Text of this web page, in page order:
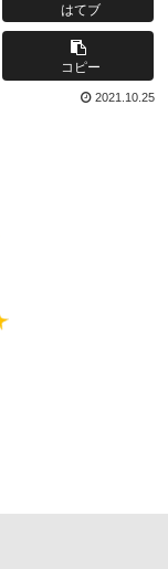
はてブ
コピー
2021.10.25